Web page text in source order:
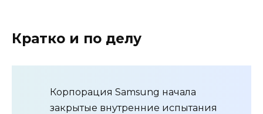
Кратко и по делу
Корпорация Samsung начала
закрытые внутренние испытания